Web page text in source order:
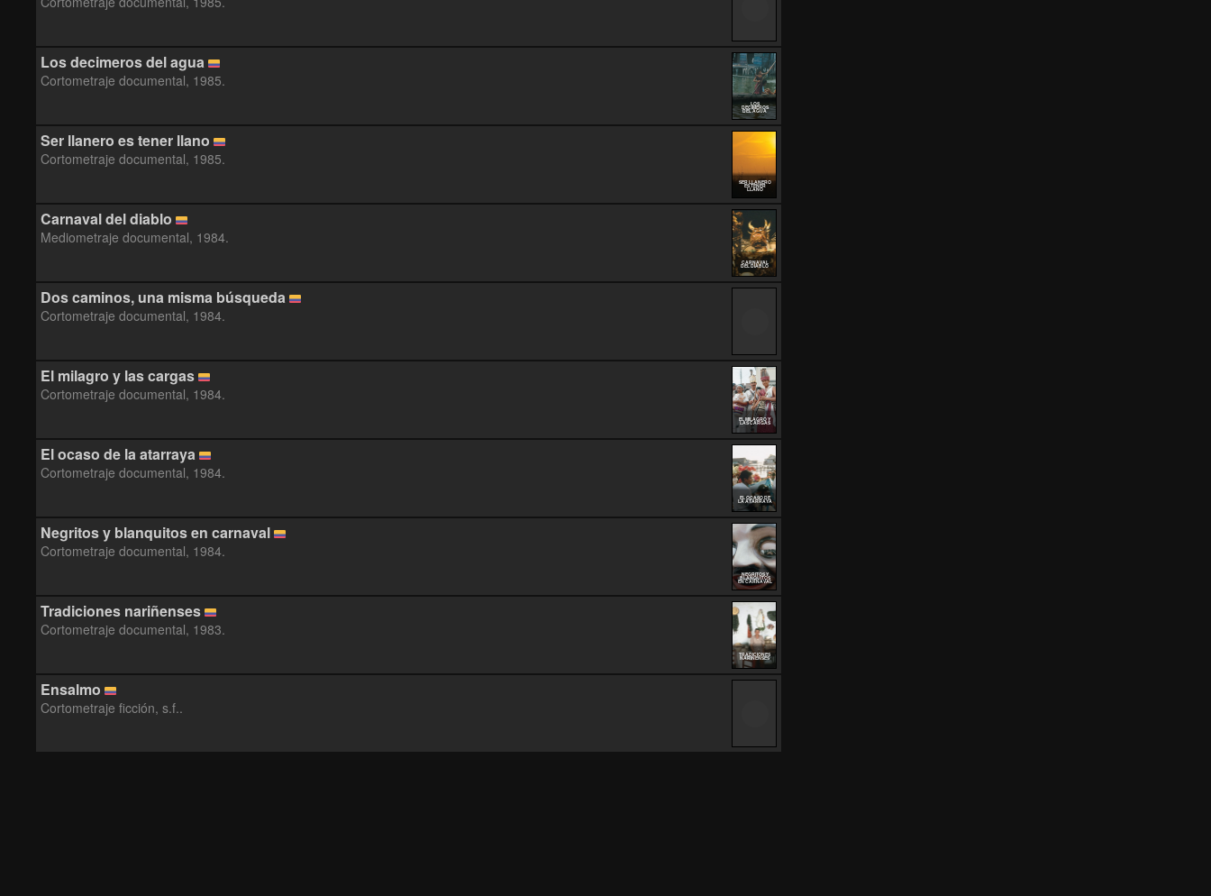
Los decimeros del agua
Cortometraje documental, 1985.
LOS
DECIMEROS
DEL AGUA
Ser llanero es tener llano
Cortometraje documental, 1985.
SER LLANERO
ES TENER
LLANO
Carnaval del diablo
Mediometraje documental, 1984.
CARNAVAL
DEL DIABLO
Dos caminos, una misma búsqueda
Cortometraje documental, 1984.
El milagro y las cargas
Cortometraje documental, 1984.
EL MILAGRO Y
LAS CARGAS
El ocaso de la atarraya
Cortometraje documental, 1984.
EL OCASO DE
LA ATARRAYA
Negritos y blanquitos en carnaval
Cortometraje documental, 1984.
NEGRITOS Y
BLANQUITOS
EN CARNAVAL
Tradiciones nariñenses
Cortometraje documental, 1983.
TRADICIONES
NARIÑENSES
Ensalmo
Cortometraje ficción, s.f..